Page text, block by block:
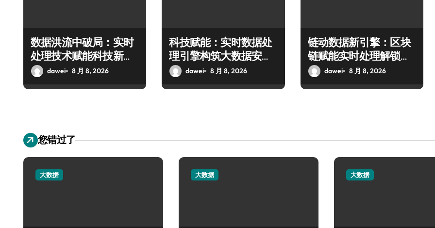
数据洪流中破局：实时
处理技术赋能科技新飞
跃
dawei 8 月 8, 2026
科技赋能：实时数据处
理引擎构筑大数据安全
极速响应新生态
dawei 8 月 8, 2026
链动数据新引擎：区块
链赋能实时处理解锁企
业科技效能
dawei 8 月 8, 2026
您错过了
大数据 大数据 大数据